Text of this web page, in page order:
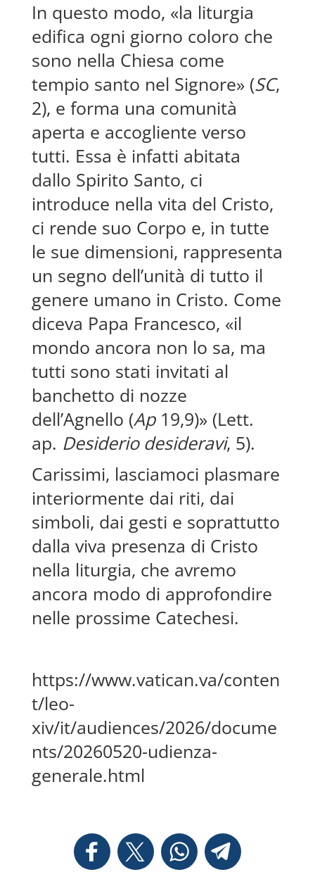
In questo modo, «la liturgia
edifica ogni giorno coloro che
sono nella Chiesa come
tempio santo nel Signore» (SC,
2), e forma una comunità
aperta e accogliente verso
tutti. Essa è infatti abitata
dallo Spirito Santo, ci
introduce nella vita del Cristo,
ci rende suo Corpo e, in tutte
le sue dimensioni, rappresenta
un segno dell’unità di tutto il
genere umano in Cristo. Come
diceva Papa Francesco, «il
mondo ancora non lo sa, ma
tutti sono stati invitati al
banchetto di nozze
dell’Agnello (Ap19,9)» (Lett.
ap. Desiderio desideravi, 5).
Carissimi, lasciamoci plasmare
interiormente dai riti, dai
simboli, dai gesti e soprattutto
dalla viva presenza di Cristo
nella liturgia, che avremo
ancora modo di approfondire
nelle prossime Catechesi.
https://www.vatican.va/conten
t/leo-
xiv/it/audiences/2026/docume
nts/20260520-udienza-
generale.html